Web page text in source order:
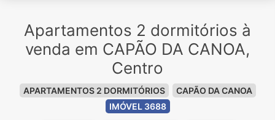
Apartamentos 2 dormitórios à
venda em CAPÃO DA CANOA,
Centro
APARTAMENTOS 2 DORMITÓRIOS
CAPÃO DA CANOA
IMÓVEL 3688